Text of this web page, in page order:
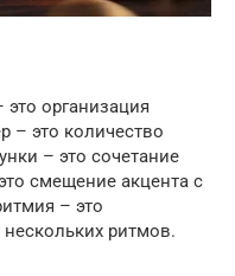
организация
– это количество
– это сочетание
смещение акцента с
– это
ритмов.